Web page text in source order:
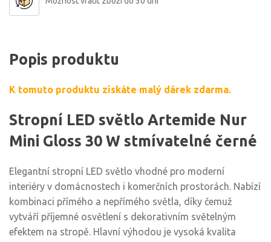
Popis produktu
K tomuto produktu získáte malý dárek zdarma.
Stropní LED světlo Artemide Nur
Mini Gloss 30 W stmívatelné černé
Elegantní stropní LED světlo vhodné pro moderní
interiéry v domácnostech i komerčních prostorách. Nabízí
kombinaci přímého a nepřímého světla, díky čemuž
vytváří příjemné osvětlení s dekorativním světelným
efektem na stropě. Hlavní výhodou je vysoká kvalita